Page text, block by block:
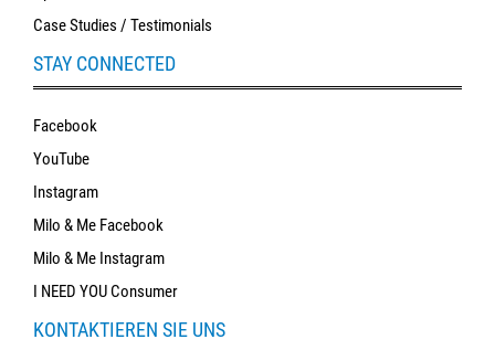
Case Studies / Testimonials
STAY CONNECTED
Facebook
YouTube
Instagram
Milo & Me Facebook
Milo & Me Instagram
I NEED YOU Consumer
KONTAKTIEREN SIE UNS